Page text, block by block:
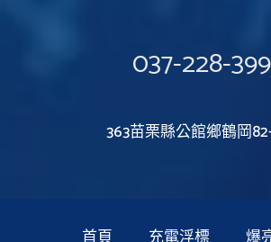
037-228-399
363苗栗縣公館鄉鶴岡